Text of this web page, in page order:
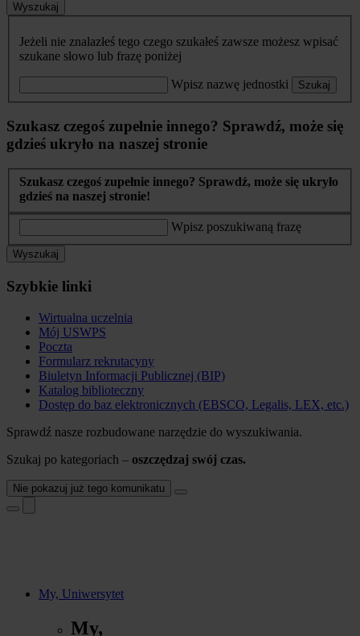
Wyszukaj
Jeżeli nie znalazłeś tego czego szukałeś zawsze możesz wpisać
szukane słowo lub frazę poniżej
Wpisz nazwę jednostki Szukaj
Szukasz czegoś zupełnie innego? Sprawdź, może się
gdzieś ukryło na naszej stronie
Szukasz czegoś zupełnie innego? Sprawdź, może się ukryło
gdzieś na naszej stronie!
Wpisz poszukiwaną frazę
Wyszukaj
Szybkie linki
Wirtualna uczelnia
Mój USWPS
Poczta
Formularz rekrutacyny
Biuletyn Informacji Publicznej (BIP)
Katalog biblioteczny
Dostęp do baz elektronicznych (EBSCO, Legalis, LEX, etc.)
Sprawdź nasze rozbudowane narzędzie do wyszukiwania.
Szukaj po kategoriach – oszczędzaj swój czas.
Nie pokazuj już tego komunikatu
My, Uniwersytet
My,